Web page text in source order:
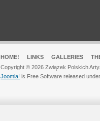
HOME! LINKS GALLERIES
Copyright © 2026 Związek Polskich
Joomla! is Free Software released